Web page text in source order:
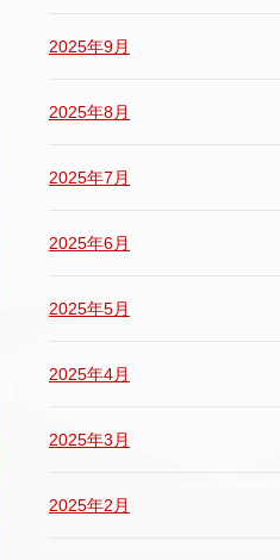
2025年9月
2025年8月
2025年7月
2025年6月
2025年5月
2025年4月
2025年3月
2025年2月